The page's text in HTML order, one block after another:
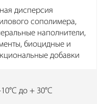
дисперсия
сополимера,
наполнители,
биоцидные и
добавки
до + 30°C